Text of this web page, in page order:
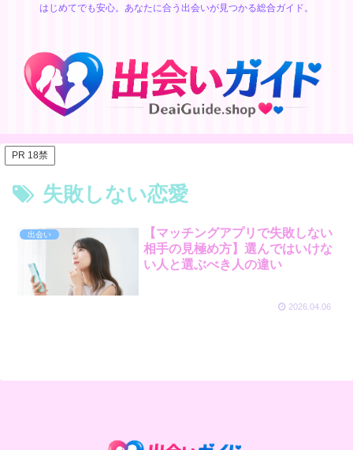
はじめてでも安心。あなたに合う出会いが見つかる総合ガイド。
PR 18禁
失敗しない恋愛
出会い
【マッチングアプリで失敗しない
相手の見極め方】選んではいけな
い人と選ぶべき人の違い
2026.04.06